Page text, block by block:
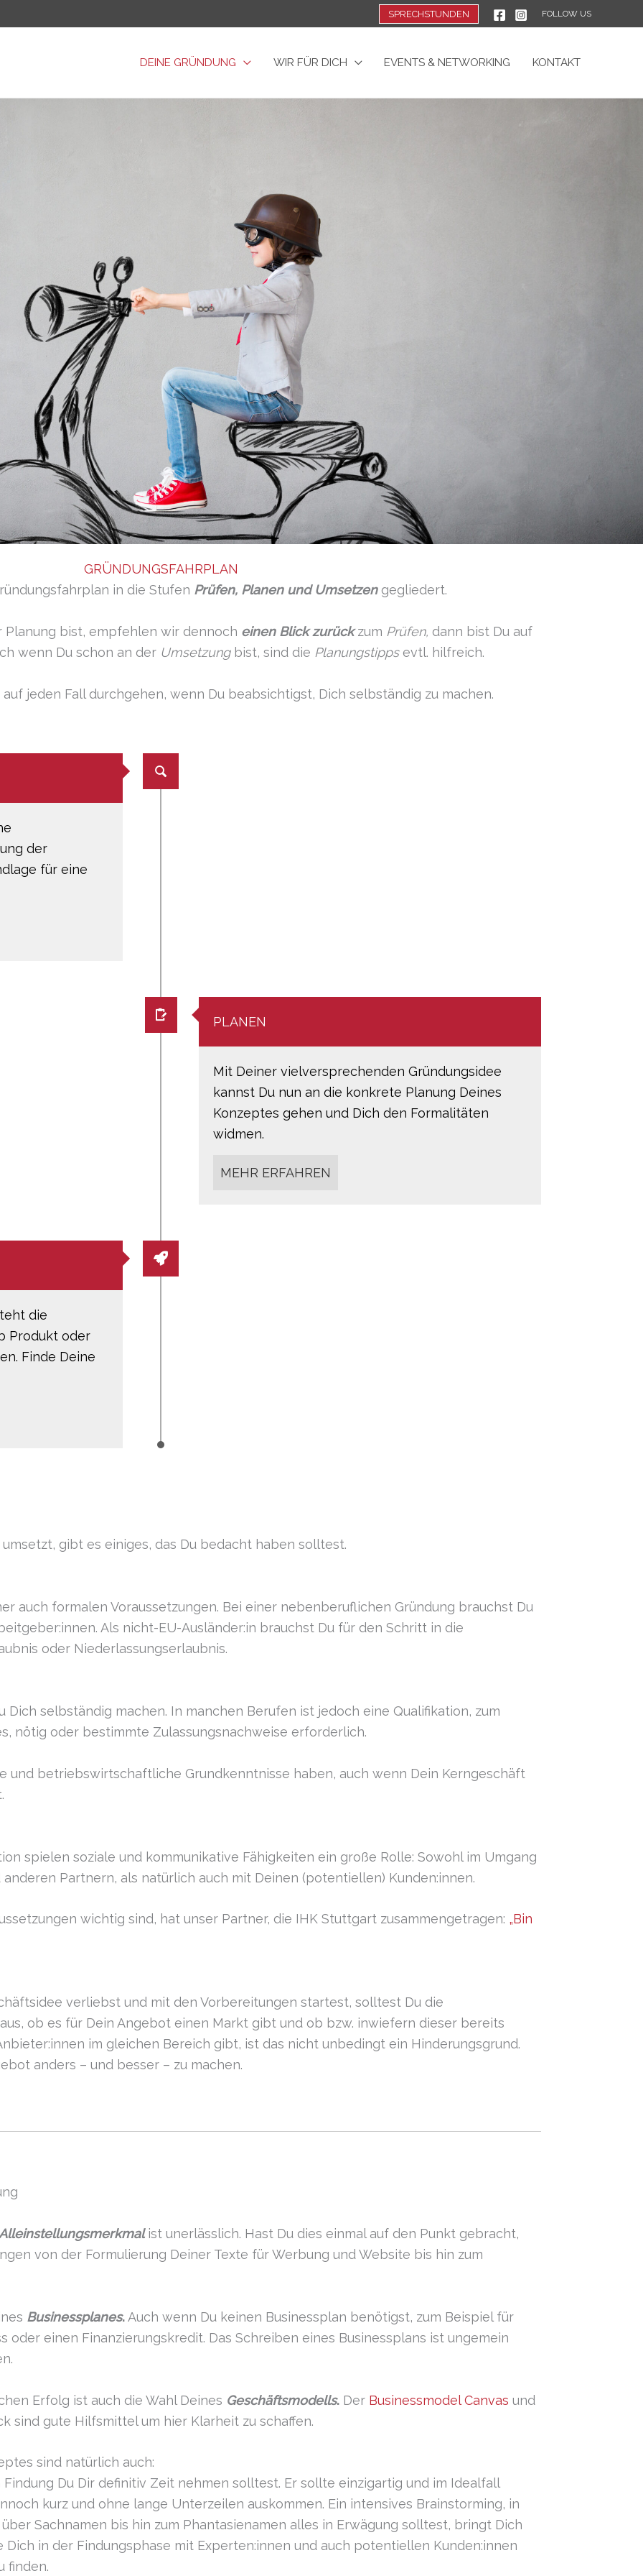
SPRECHSTUNDEN FOLLOW US
DEINE GRÜNDUNG WIR FÜR DICH EVENTS & NETWORKING KONTAKT
GRÜNDUNGSFAHRPLAN
in die Stufen Prüfen, Planen und Umsetzengegliedert.
bist, empfehlen wir dennoch einen Blick zurückzum Prüfen, dann bist Du auf
wenn Du schon an der Umsetzungbist, sind die Planungstippsevtl. hilfreich.
jeden Fall durchgehen, wenn Du beabsichtigst, Dich selbständig zu machen.
der
für eine
PLANEN
Mit Deiner vielversprechenden Gründungsidee
kannst Du nun an die konkrete Planung Deines
Konzeptes gehen und Dich den Formalitäten
widmen.
MEHR ERFAHREN
die
Produkt oder
Finde Deine
gibt es einiges, das Du bedacht haben solltest.
auch formalen Voraussetzungen. Bei einer nebenberuflichen Gründung brauchst Du
Als nicht-EU-Ausländer:in brauchst Du für den Schritt in die
oder Niederlassungserlaubnis.
Dich selbständig machen. In manchen Berufen ist jedoch eine Qualifikation, zum
nötig oder bestimmte Zulassungsnachweise erforderlich.
und betriebswirtschaftliche Grundkenntnisse haben, auch wenn Dein Kerngeschäft
spielen soziale und kommunikative Fähigkeiten ein große Rolle: Sowohl im Umgang
Partnern, als natürlich auch mit Deinen (potentiellen) Kunden:innen.
wichtig sind, hat unser Partner, die IHK Stuttgart zusammengetragen: „Bin
verliebst und mit den Vorbereitungen startest, solltest Du die
ob es für Dein Angebot einen Markt gibt und ob bzw. inwiefern dieser bereits
im gleichen Bereich gibt, ist das nicht unbedingt ein Hinderungsgrund.
anders – und besser – zu machen.
ist unerlässlich. Hast Du dies einmal auf den Punkt gebracht,
von der Formulierung Deiner Texte für Werbung und Website bis hin zum
Businessplanes. Auch wenn Du keinen Businessplan benötigst, zum Beispiel für
oder einen Finanzierungskredit. Das Schreiben eines Businessplans ist ungemein
Erfolg ist auch die Wahl Deines Geschäftsmodells. Der Businessmodel Canvas und
sind gute Hilfsmittel um hier Klarheit zu schaffen.
sind natürlich auch:
Findung Du Dir definitiv Zeit nehmen solltest. Er sollte einzigartig und im Idealfall
kurz und ohne lange Unterzeilen auskommen. Ein intensives Brainstorming, in
Sachnamen bis hin zum Phantasienamen alles in Erwägung solltest, bringt Dich
Dich in der Findungsphase mit Experten:innen und auch potentiellen Kunden:innen
finden.